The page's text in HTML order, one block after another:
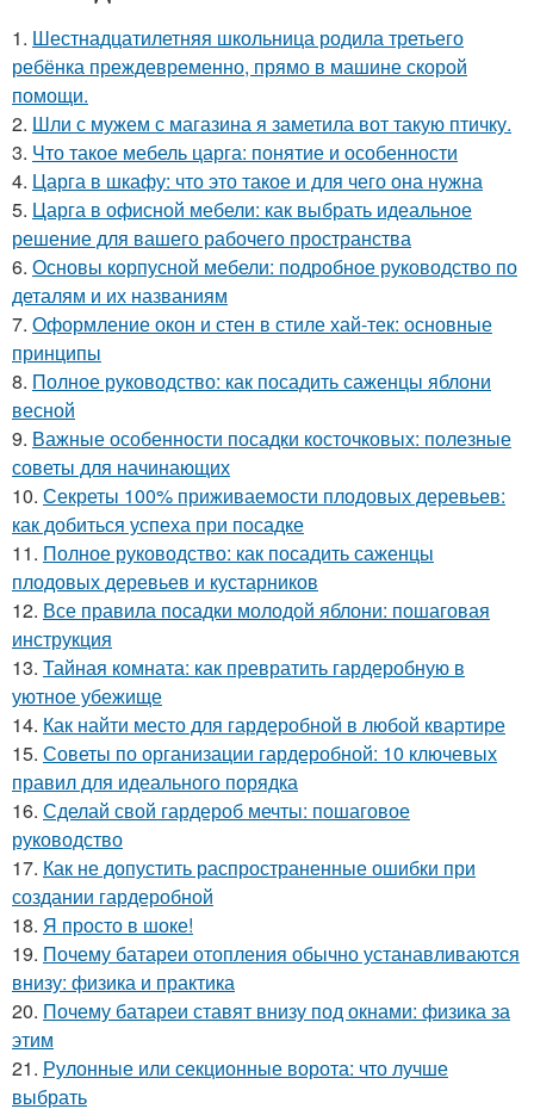
1. Шестнадцатилетняя школьница родила третьего
ребёнка преждевременно, прямо в машине скорой
помощи.
2. Шли с мужем с магазина я заметила вот такую птичку.
3. Что такое мебель царга: понятие и особенности
4. Царга в шкафу: что это такое и для чего она нужна
5. Царга в офисной мебели: как выбрать идеальное
решение для вашего рабочего пространства
6. Основы корпусной мебели: подробное руководство по
деталям и их названиям
7. Оформление окон и стен в стиле хай-тек: основные
принципы
8. Полное руководство: как посадить саженцы яблони
весной
9. Важные особенности посадки косточковых: полезные
советы для начинающих
10. Секреты 100% приживаемости плодовых деревьев:
как добиться успеха при посадке
11. Полное руководство: как посадить саженцы
плодовых деревьев и кустарников
12. Все правила посадки молодой яблони: пошаговая
инструкция
13. Тайная комната: как превратить гардеробную в
уютное убежище
14. Как найти место для гардеробной в любой квартире
15. Советы по организации гардеробной: 10 ключевых
правил для идеального порядка
16. Сделай свой гардероб мечты: пошаговое
руководство
17. Как не допустить распространенные ошибки при
создании гардеробной
18. Я просто в шоке!
19. Почему батареи отопления обычно устанавливаются
внизу: физика и практика
20. Почему батареи ставят внизу под окнами: физика за
этим
21. Рулонные или секционные ворота: что лучше
выбрать